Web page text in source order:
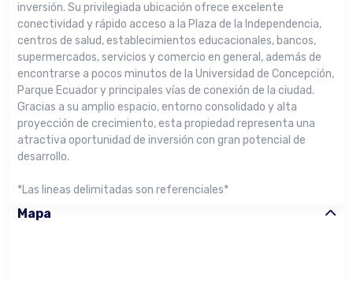
inversión. Su privilegiada ubicación ofrece excelente
conectividad y rápido acceso a la Plaza de la Independencia,
centros de salud, establecimientos educacionales, bancos,
supermercados, servicios y comercio en general, además de
encontrarse a pocos minutos de la Universidad de Concepción,
Parque Ecuador y principales vías de conexión de la ciudad.
Gracias a su amplio espacio, entorno consolidado y alta
proyección de crecimiento, esta propiedad representa una
atractiva oportunidad de inversión con gran potencial de
desarrollo.
*Las lineas delimitadas son referenciales*
Mapa